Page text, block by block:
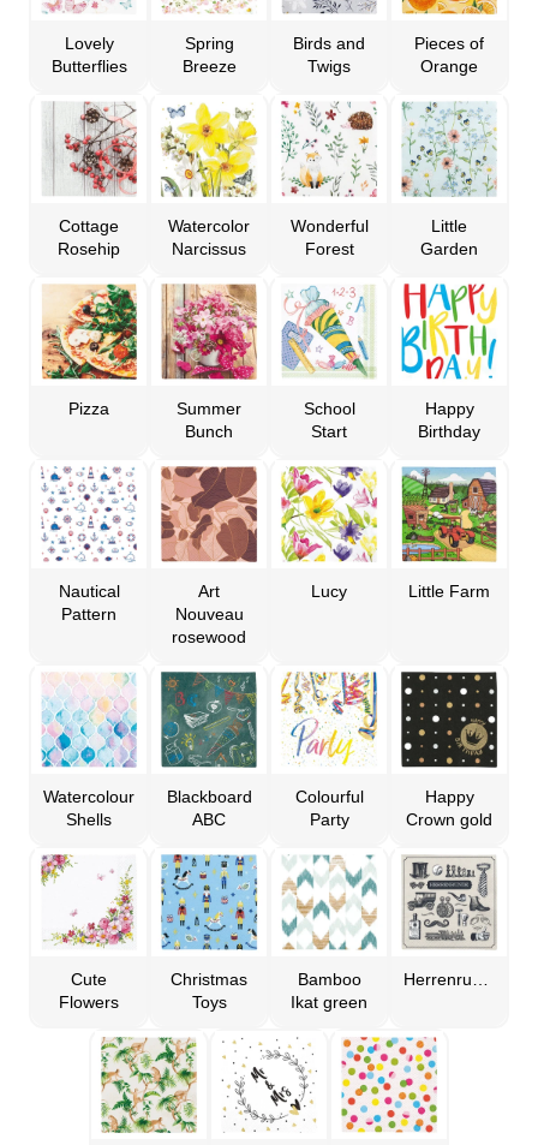
Lovely
Butterflies
Spring
Breeze
Birds and
Twigs
Pieces of
Orange
Cottage
Rosehip
Watercolor
Narcissus
Wonderful
Forest
Little
Garden
Pizza
Summer
Bunch
School
Start
Happy
Birthday
Nautical
Pattern
Art
Nouveau
rosewood
Lucy Little Farm
Watercolour
Shells
Blackboard
ABC
Colourful
Party
Happy
Crown gold
Cute
Flowers
Christmas
Toys
Bamboo
Ikat green